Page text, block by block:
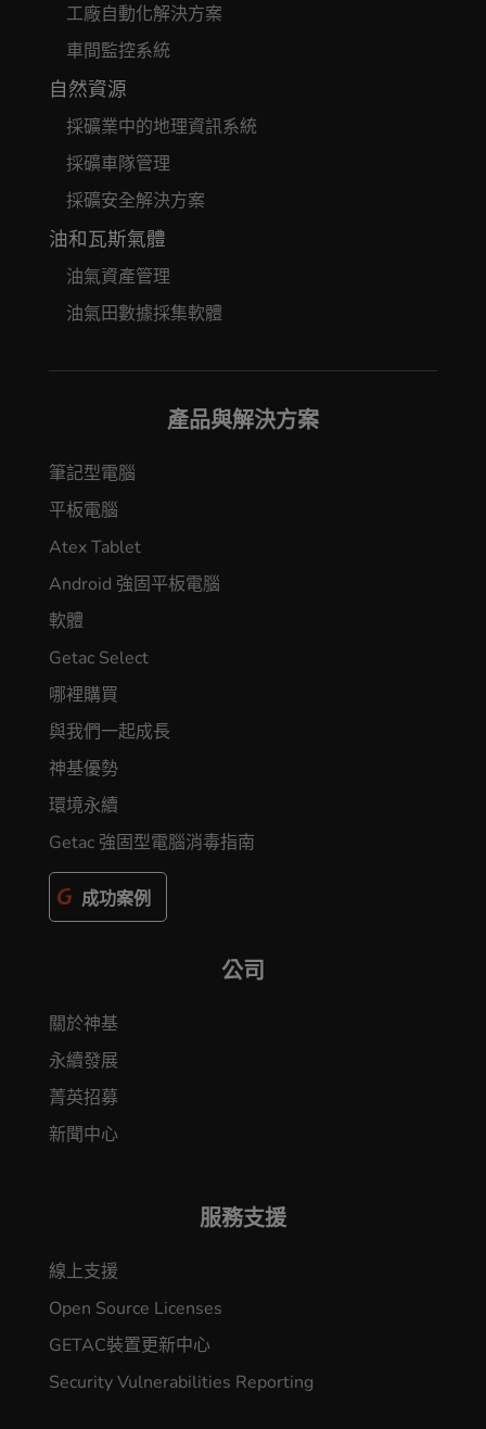
工廠自動化解決方案
車間監控系統
自然資源
採礦業中的地理資訊系統
採礦車隊管理
採礦安全解決方案
油和瓦斯氣體
油氣資產管理
油氣田數據採集軟體
產品與解決方案
筆記型電腦
平板電腦
Atex Tablet
Android 強固平板電腦
軟體
Getac Select
哪裡購買
與我們一起成長
神基優勢
環境永續
Getac 強固型電腦消毒指南
成功案例
公司
關於神基
永續發展
菁英招募
新聞中心
服務支援
線上支援
Open Source Licenses
GETAC裝置更新中心
Security Vulnerabilities Reporting